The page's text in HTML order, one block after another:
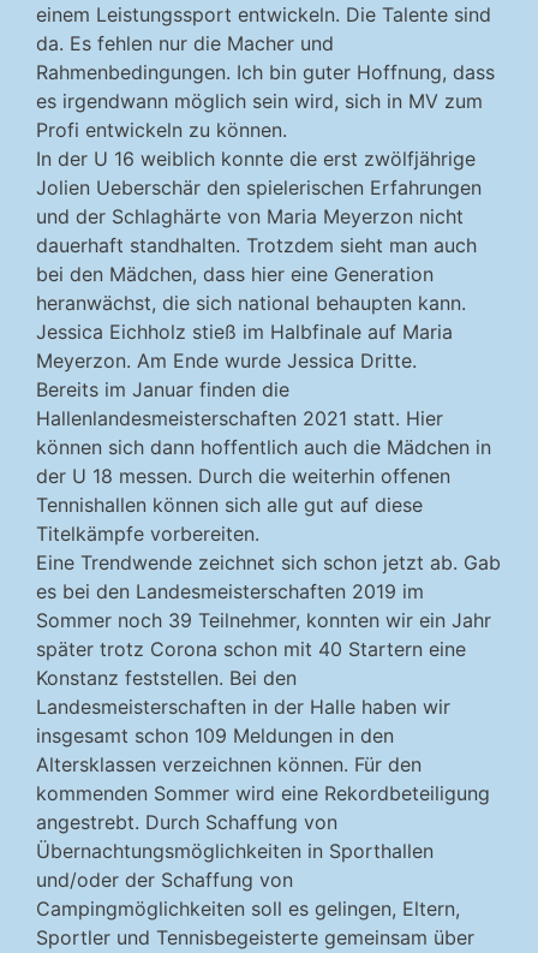
einem Leistungssport entwickeln. Die Talente sind
da. Es fehlen nur die Macher und
Rahmenbedingungen. Ich bin guter Hoffnung, dass
es irgendwann möglich sein wird, sich in MV zum
Profi entwickeln zu können.
In der U 16 weiblich konnte die erst zwölfjährige
Jolien Ueberschär den spielerischen Erfahrungen
und der Schlaghärte von Maria Meyerzon nicht
dauerhaft standhalten. Trotzdem sieht man auch
bei den Mädchen, dass hier eine Generation
heranwächst, die sich national behaupten kann.
Jessica Eichholz stieß im Halbfinale auf Maria
Meyerzon. Am Ende wurde Jessica Dritte.
Bereits im Januar finden die
Hallenlandesmeisterschaften 2021 statt. Hier
können sich dann hoffentlich auch die Mädchen in
der U 18 messen. Durch die weiterhin offenen
Tennishallen können sich alle gut auf diese
Titelkämpfe vorbereiten.
Eine Trendwende zeichnet sich schon jetzt ab. Gab
es bei den Landesmeisterschaften 2019 im
Sommer noch 39 Teilnehmer, konnten wir ein Jahr
später trotz Corona schon mit 40 Startern eine
Konstanz feststellen. Bei den
Landesmeisterschaften in der Halle haben wir
insgesamt schon 109 Meldungen in den
Altersklassen verzeichnen können. Für den
kommenden Sommer wird eine Rekordbeteiligung
angestrebt. Durch Schaffung von
Übernachtungsmöglichkeiten in Sporthallen
und/oder der Schaffung von
Campingmöglichkeiten soll es gelingen, Eltern,
Sportler und Tennisbegeisterte gemeinsam über